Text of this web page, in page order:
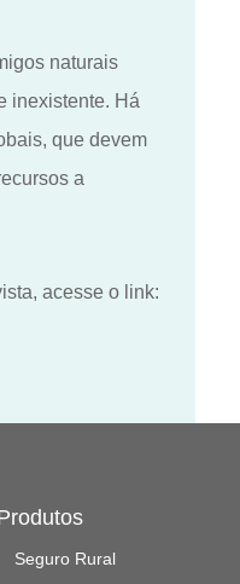
naturais
inexistente. Há
que devem
a
acesse o link:
Seguro Rural